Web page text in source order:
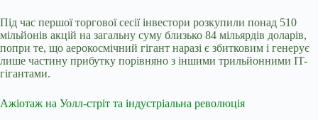
Під час першої торгової сесії інвестори розкупили понад 510
мільйонів акцій на загальну суму близько 84 мільярдів доларів,
попри те, що аерокосмічний гігант наразі є збитковим і генерує
лише частину прибутку порівняно з іншими трильйонними IT-
гігантами.
Ажіотаж на Уолл-стріт та індустріальна революція